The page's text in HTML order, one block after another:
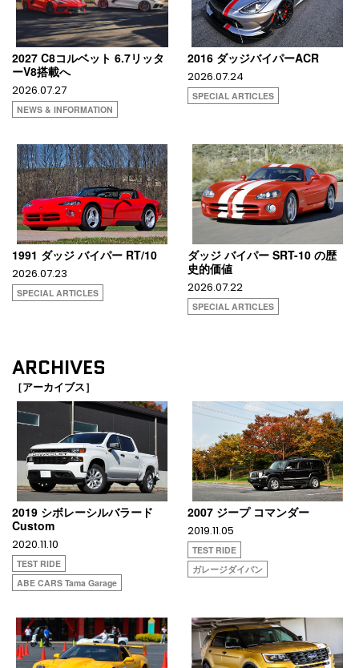
2027 C8コルベット 6.7リッタ
ーV8搭載へ
2026.07.27
NEWS & INFORMATION
2016 ダッジバイパーACR
2026.07.24
SPECIAL ARTICLES
1991 ダッジ バイパー RT/10
2026.07.23
SPECIAL ARTICLES
ダッジ バイパー SRT-10 の歴
史的価値
2026.07.22
SPECIAL ARTICLES
ARCHIVES
［アーカイブス］
2019 シボレーシルバラード
Custom
2020.11.10
TEST RIDE
ABE CARS Tama Garage
2007 ジープ コマンダー
2019.11.05
TEST RIDE
ガレージダイバン